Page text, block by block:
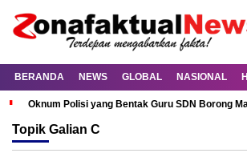
BERANDA NEWS GLOBAL NASIONAL
Oknum Polisi yang Bentak Guru SDN Borong
Topik Galian C